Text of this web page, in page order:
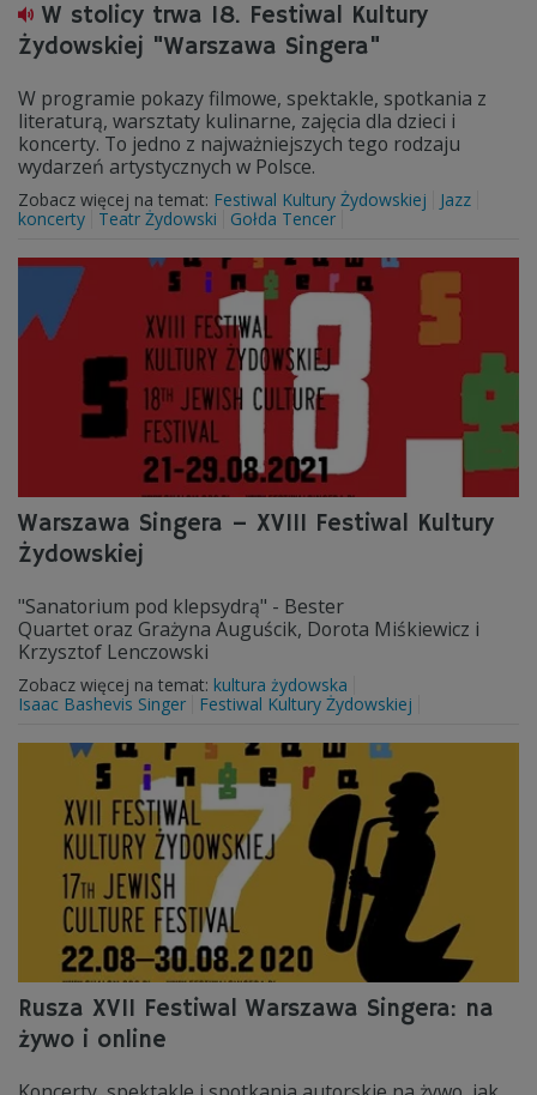
W stolicy trwa 18. Festiwal Kultury
Żydowskiej "Warszawa Singera"
W programie pokazy filmowe, spektakle, spotkania z
literaturą, warsztaty kulinarne, zajęcia dla dzieci i
koncerty. To jedno z najważniejszych tego rodzaju
wydarzeń artystycznych w Polsce.
Zobacz więcej na temat: Festiwal Kultury Żydowskiej
Jazz
koncerty
Teatr Żydowski Gołda Tencer
Warszawa Singera – XVIII Festiwal Kultury
Żydowskiej
"Sanatorium pod klepsydrą" - Bester
Quartet oraz Grażyna Auguścik, Dorota Miśkiewicz i
Krzysztof Lenczowski
Zobacz więcej na temat: kultura żydowska
Isaac Bashevis Singer
Festiwal Kultury Żydowskiej
Rusza XVII Festiwal Warszawa Singera: na
żywo i online